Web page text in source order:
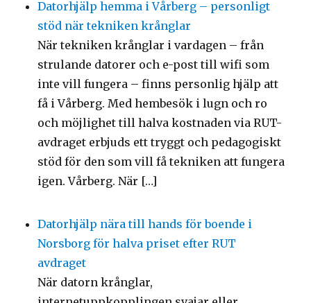
Datorhjälp hemma i Vårberg – personligt
stöd när tekniken krånglar
När tekniken krånglar i vardagen – från
strulande datorer och e-post till wifi som
inte vill fungera – finns personlig hjälp att
få i Vårberg. Med hembesök i lugn och ro
och möjlighet till halva kostnaden via RUT-
avdraget erbjuds ett tryggt och pedagogiskt
stöd för den som vill få tekniken att fungera
igen. Vårberg. När […]
Datorhjälp nära till hands för boende i
Norsborg för halva priset efter RUT
avdraget
När datorn krånglar,